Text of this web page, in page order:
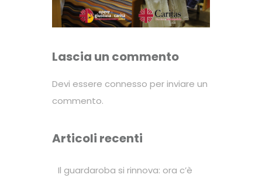
Lascia un commento
Devi essere connesso per inviare un
commento.
Articoli recenti
Il guardaroba si rinnova: ora c’è